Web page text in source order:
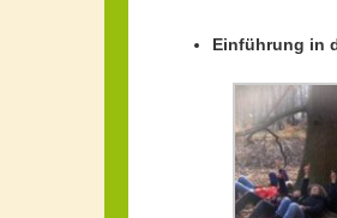
Einführung in